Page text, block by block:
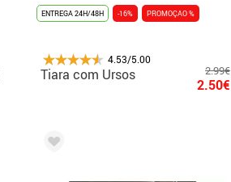
ENTREGA 24H/48H -16% PROMOÇAO %
4.53/5.00
Tiara com Ursos 2.99€
2.50€